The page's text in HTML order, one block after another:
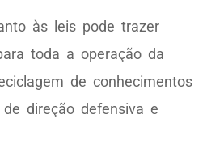
às leis pode trazer
toda a operação da
de conhecimentos
direção defensiva e